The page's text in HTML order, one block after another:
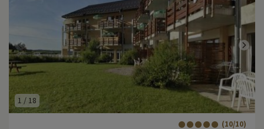
1 / 18
(10/10)